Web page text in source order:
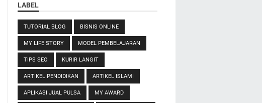
LABEL
TUTORIAL BLOG BISNIS ONLINE
MY LIFE STORY MODEL PEMBELAJARAN
TIPS SEO KURIR LANGIT
ARTIKEL PENDIDIKAN ARTIKEL ISLAMI
APLIKASI JUAL PULSA MY AWARD